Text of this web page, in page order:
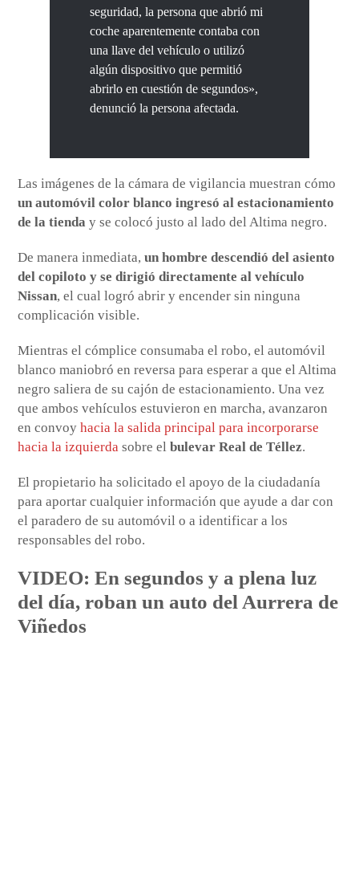
seguridad, la persona que abrió mi
coche aparentemente contaba con
una llave del vehículo o utilizó
algún dispositivo que permitió
abrirlo en cuestión de segundos»,
denunció la persona afectada.
Las imágenes de la cámara de vigilancia muestran cómo
un automóvil color blanco ingresó al estacionamiento
de la tienda y se colocó justo al lado del Altima negro.
De manera inmediata,un hombre descendió del asiento
del copiloto y se dirigió directamente al vehículo
Nissan, el cual logró abrir y encender sin ninguna
complicación visible.
Mientras el cómplice consumaba el robo, el automóvil
blanco maniobró en reversa para esperar a que el Altima
negro saliera de su cajón de estacionamiento. Una vez
que ambos vehículos estuvieron en marcha, avanzaron
en convoyhacia la salida principal para incorporarse
hacia la izquierda sobre elbulevar Real de Téllez.
El propietario ha solicitado el apoyo de la ciudadanía
para aportar cualquier información que ayude a dar con
el paradero de su automóvil o a identificar a los
responsables del robo.
VIDEO: En segundos y a plena luz
del día, roban un auto del Aurrera de
Viñedos